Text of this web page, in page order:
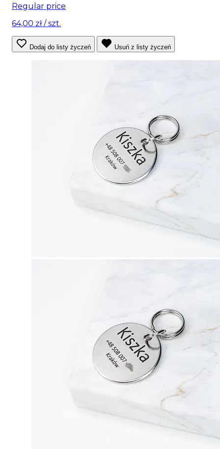
Regular price
64,00 zł/ szt.
Dodaj do listy życzeń Usuń z listy życzeń